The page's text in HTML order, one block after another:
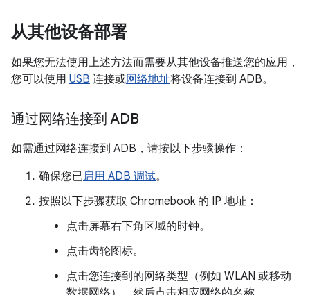
从其他设备部署
如果您无法使用上述方法而需要从其他设备推送您的应用，
您可以使用 USB 连接或网络地址将设备连接到 ADB。
通过网络连接到 ADB
如需通过网络连接到 ADB，请按以下步骤操作：
确保您已启用 ADB 调试。
按照以下步骤获取 Chromebook 的 IP 地址：
点击屏幕右下角区域的时钟。
点击齿轮图标。
点击您连接到的网络类型（例如 WLAN 或移动